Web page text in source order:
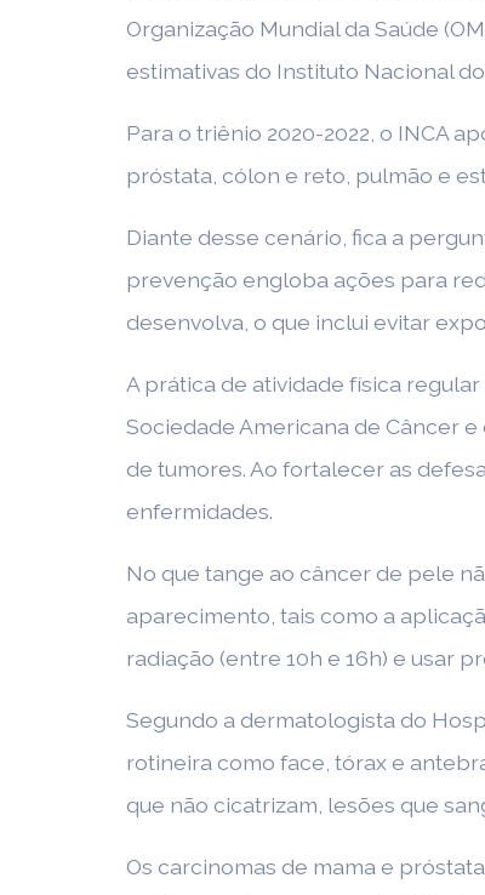
Organização Mundial da Saúde
estimativas do Instituto Nacional
Para o triênio 2020-2022, o INCA
próstata, cólon e reto, pulmão e
Diante desse cenário, fica a
prevenção engloba ações para
desenvolva, o que inclui evitar
A prática de atividade física
Sociedade Americana de Câncer
de tumores. Ao fortalecer as
enfermidades.
No que tange ao câncer de pele
aparecimento, tais como a
radiação (entre 10h e 16h) e usar
Segundo a dermatologista do
rotineira como face, tórax e
que não cicatrizam, lesões que
Os carcinomas de mama e